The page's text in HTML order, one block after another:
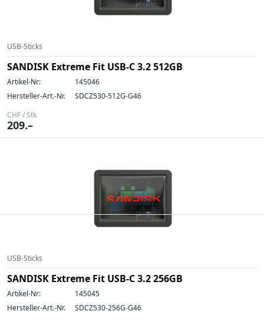
USB-Sticks
SANDISK Extreme Fit USB-C 3.2 512GB
Artikel-Nr:
145046
Hersteller-Art.-Nr.
SDCZ530-512G-G46
CHF / Stk
209.–
USB-Sticks
SANDISK Extreme Fit USB-C 3.2 256GB
Artikel-Nr:
145045
Hersteller-Art.-Nr.
SDCZ530-256G-G46